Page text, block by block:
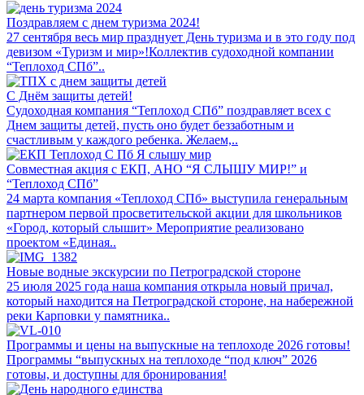
Поздравляем с днем туризма 2024!
27 сентября весь мир празднует День туризма и в это году под
девизом «Туризм и мир»!Коллектив судоходной компании
“Теплоход СПб”..
С Днём защиты детей!
Судоходная компания “Теплоход СПб” поздравляет всех с
Днем защиты детей, пусть оно будет беззаботным и
счастливым у каждого ребенка. Желаем,..
Совместная акция с ЕКП, АНО “Я СЛЫШУ МИР!” и
“Теплоход СПб”
24 марта компания «Теплоход СПб» выступила генеральным
партнером первой просветительской акции для школьников
«Город, который слышит» Мероприятие реализовано
проектом «Единая..
Новые водные экскурсии по Петроградской стороне
25 июля 2025 года наша компания открыла новый причал,
который находится на Петроградской стороне, на набережной
реки Карповки у памятника..
Программы и цены на выпускные на теплоходе 2026 готовы!
Программы “выпускных на теплоходе “под ключ” 2026
готовы, и доступны для бронирования!